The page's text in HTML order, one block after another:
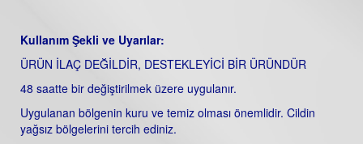
Kullanım Şekli ve Uyarılar:
ÜRÜN İLAÇ DEĞİLDİR, DESTEKLEYİCİ BİR ÜRÜNDÜR
48 saatte bir değiştirilmek üzere uygulanır.
Uygulanan bölgenin kuru ve temiz olması önemlidir. Cildin
yağsız bölgelerini tercih ediniz.